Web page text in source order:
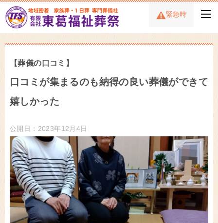
緊急時
【葬儀の口コミ】
口コミが集まるのも納得の良い葬儀ができて
嬉しかった
公開日：2023年12月4日